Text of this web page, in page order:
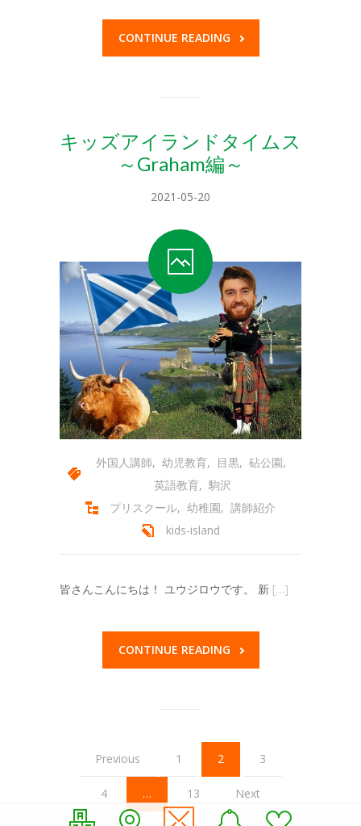
CONTINUE READING
キッズアイランドタイムス
～Graham編～
2021-05-20
外国人講師, 幼児教育, 目黒, 砧公園,
英語教育, 駒沢
プリスクール, 幼稚園, 講師紹介
kids-island
皆さんこんにちは！ ユウジロウです。 新 […]
CONTINUE READING
Previous 1 2 3
4 … 13 Next